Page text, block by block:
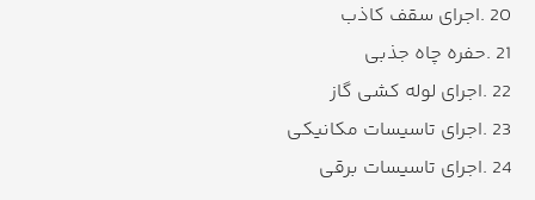
20 .اجرای سقف کاذب
21 .حفره چاه جذبی
22 .اجرای لوله کشی گاز
23 .اجرای تاسیسات مکانیکی
24 .اجرای تاسیسات برقی